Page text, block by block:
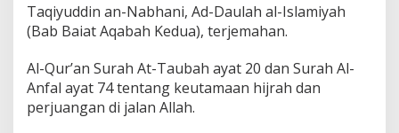
Taqiyuddin an-Nabhani, Ad-Daulah al-Islamiyah
(Bab Baiat Aqabah Kedua), terjemahan.
Al-Qur’an Surah At-Taubah ayat 20 dan Surah Al-
Anfal ayat 74 tentang keutamaan hijrah dan
perjuangan di jalan Allah.